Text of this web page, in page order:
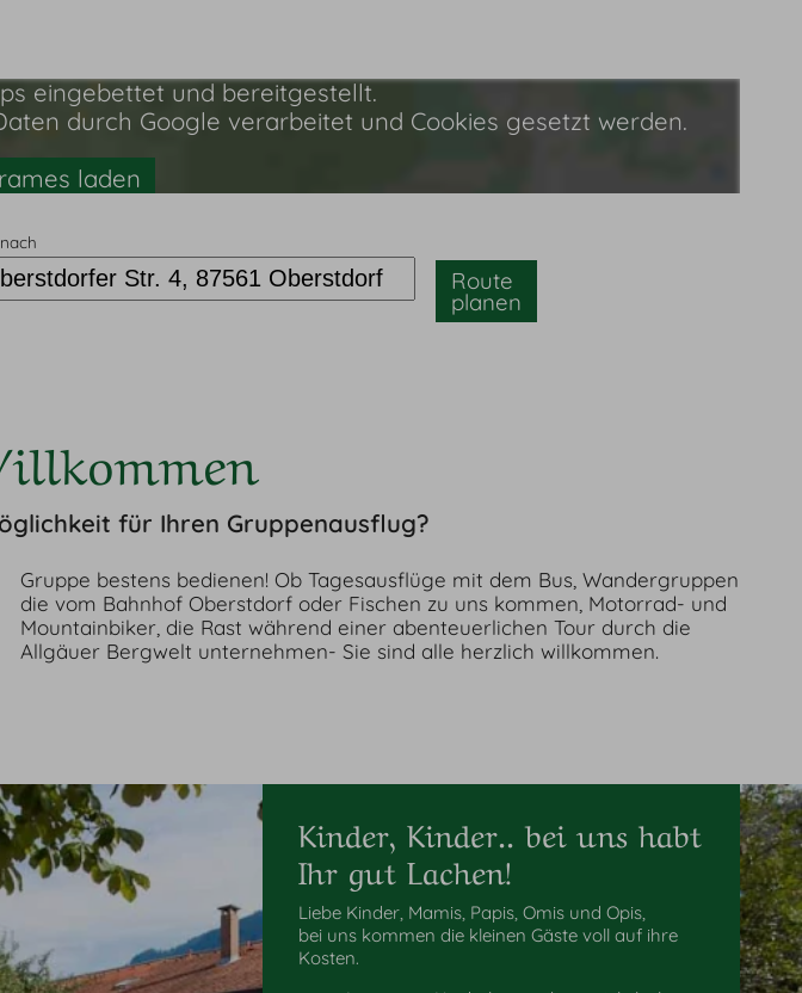
eingebettet und bereitgestellt.
durch Google verarbeitet und Cookies gesetzt werden.
laden
Route
planen
für Ihren Gruppenausflug?
Allgäuer Bergwelt unternehmen- Sie sind alle herzlich willkommen.
Kinder, Kinder.. bei uns habt
Ihr gut Lachen!
Liebe Kinder, Mamis, Papis, Omis und Opis,
bei uns kommen die kleinen Gäste voll auf ihre
Kosten.